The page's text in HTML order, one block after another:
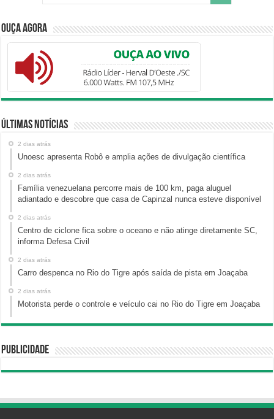
Ouça Agora
Últimas Notícias
2 dias atrás
Unoesc apresenta Robô e amplia ações de divulgação científica
2 dias atrás
Família venezuelana percorre mais de 100 km, paga aluguel
adiantado e descobre que casa de Capinzal nunca esteve disponível
2 dias atrás
Centro de ciclone fica sobre o oceano e não atinge diretamente SC,
informa Defesa Civil
2 dias atrás
Carro despenca no Rio do Tigre após saída de pista em Joaçaba
2 dias atrás
Motorista perde o controle e veículo cai no Rio do Tigre em Joaçaba
Publicidade